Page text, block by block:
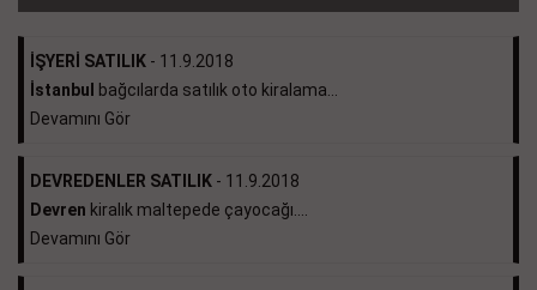
İŞYERİ SATILIK - 11.9.2018
İstanbul
bağcılarda satılık oto kiralama...
Devamını Gör
DEVREDENLER SATILIK - 11.9.2018
Devren kiralık maltepede çayocağı....
Devamını Gör